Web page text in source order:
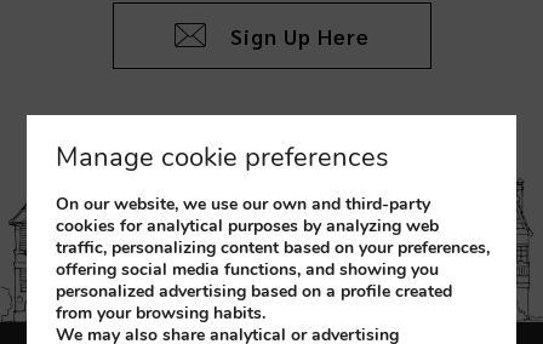
Sign Up Here
Manage cookie preferences
On our website, we use our own and third-party
cookies for analytical purposes by analyzing web
traffic, personalizing content based on your preferences,
offering social media functions, and showing you
personalized advertising based on a profile created
from your browsing habits.
We may also share analytical or advertising